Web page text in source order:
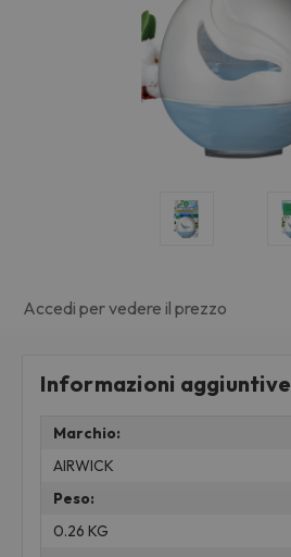
Accedi per vedere il prezzo
Informazioni aggiuntive
Marchio:
AIRWICK
Peso:
0.26 KG